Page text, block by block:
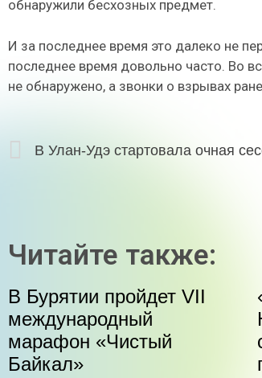
обнаружили бесхозных предмет.
И за последнее время это далеко не
последнее время довольно часто. Во
не обнаружено, а звонки о взрывах
Читайте также:
В Бурятии пройдет VII
международный
марафон «Чистый
Байкал»